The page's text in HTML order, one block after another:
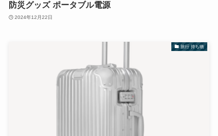
防災グッズ ポータブル電源
2024年12月22日
旅行 持ち物